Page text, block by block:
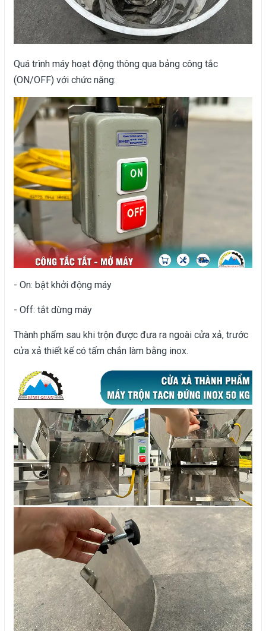
Quá trình máy hoạt động thông qua bảng công tắc
(ON/OFF) với chức năng:
- On: bật khởi động máy
- Off: tắt dừng máy
Thành phẩm sau khi trộn được đưa ra ngoài cửa xả, trước
cửa xả thiết kế có tấm chắn làm bằng inox.